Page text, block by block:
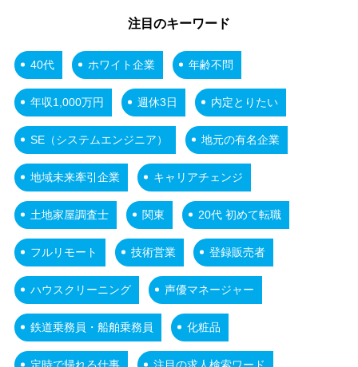
注目のキーワード
40代 ホワイト企業 年齢不問
年収1,000万円 週休3日 内定とりたい
SE（システムエンジニア） 地元の有名企業
地域未来牽引企業 キャリアチェンジ
土地家屋調査士 関東 20代 初めて転職
フルリモート 技術営業 登録販売者
ハウスクリーニング 声優マネージャー
鉄道乗務員・船舶乗務員 化粧品
定時で帰れる仕事 注目の求人検索ワード